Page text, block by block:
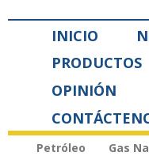
INICIO
PRODUCTOS
OPINIÓN
Petróleo Gas